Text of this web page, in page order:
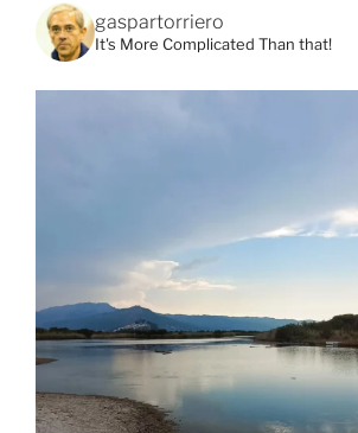
gaspartorriero
It's More Complicated Than that!